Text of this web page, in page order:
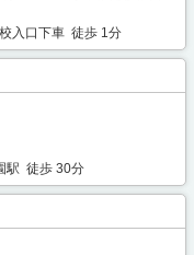
入口下車 徒歩 1分
駅 徒歩 30分